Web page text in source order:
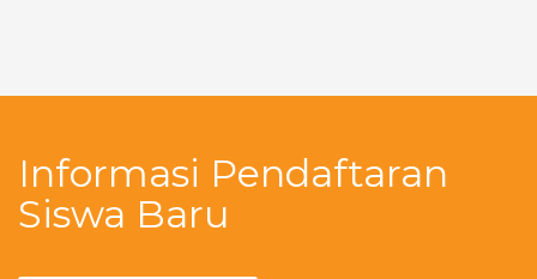
Informasi Pendaftaran
Siswa Baru